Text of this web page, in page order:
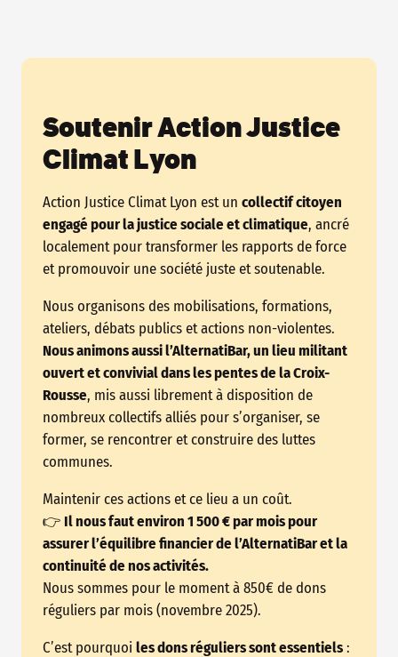
Soutenir Action Justice
Climat Lyon
Action Justice Climat Lyon est un collectif citoyen
engagé pour la justice sociale et climatique, ancré
localement pour transformer les rapports de force
et promouvoir une société juste et soutenable.
Nous organisons des mobilisations, formations,
ateliers, débats publics et actions non-violentes.
Nous animons aussi l’AlternatiBar, un lieu militant
ouvert et convivial dans les pentes de la Croix-
Rousse, mis aussi librement à disposition de
nombreux collectifs alliés pour s’organiser, se
former, se rencontrer et construire des luttes
communes.
Maintenir ces actions et ce lieu a un coût.
👉 Il nous faut environ 1 500 € par mois pour
assurer l’équilibre financier de l’AlternatiBar et la
continuité de nos activités.
Nous sommes pour le moment à 850€ de dons
réguliers par mois (novembre 2025).
C’est pourquoi les dons réguliers sont essentiels :